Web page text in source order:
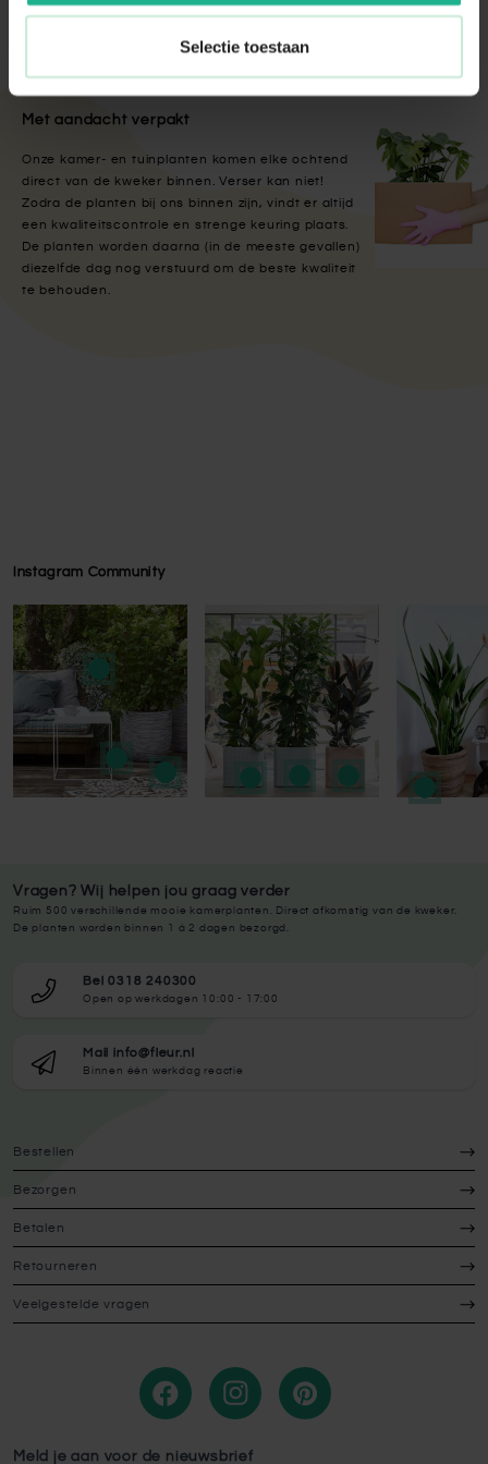
Selectie toestaan
Met aandacht verpakt
Onze kamer- en tuinplanten komen elke ochtend
direct van de kweker binnen. Verser kan niet!
Zodra de planten bij ons binnen zijn, vindt er altijd
een kwaliteitscontrole en strenge keuring plaats.
De planten worden daarna (in de meeste gevallen)
diezelfde dag nog verstuurd om de beste kwaliteit
te behouden.
Instagram Community
Press to skip carousel
Press to skip carousel
Vragen? Wij helpen jou graag verder
Ruim 500 verschillende mooie kamerplanten. Direct afkomstig van de kweker.
De planten worden binnen 1 à 2 dagen bezorgd.
Bel 0318 240300
Open op werkdagen 10:00 - 17:00
Mail info@fleur.nl
Binnen één werkdag reactie
Bestellen
Bezorgen
Betalen
Retourneren
Veelgestelde vragen
Meld je aan voor de nieuwsbrief